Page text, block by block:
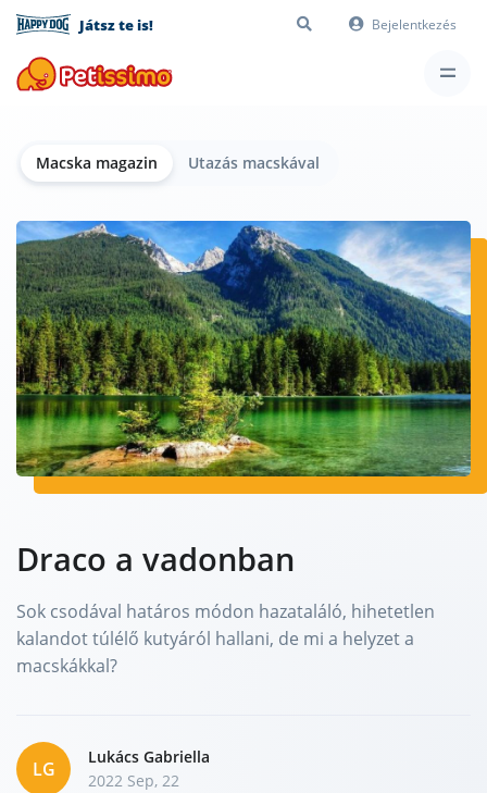
Játsz te is! Bejelentkezés
Macska magazin Utazás macskával
Draco a vadonban
Sok csodával határos módon hazataláló, hihetetlen
kalandot túlélő kutyáról hallani, de mi a helyzet a
macskákkal?
LG
Lukács Gabriella
2022 Sep, 22